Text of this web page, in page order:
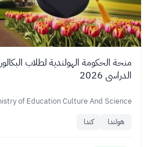
منحة الحكومة الهولندية لطلاب
الدراسي 2026
of Education Culture And Science
هولندا كندا